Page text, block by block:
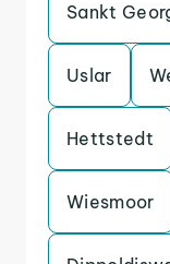
Sankt
Uslar
Hettstedt
Wiesmoor